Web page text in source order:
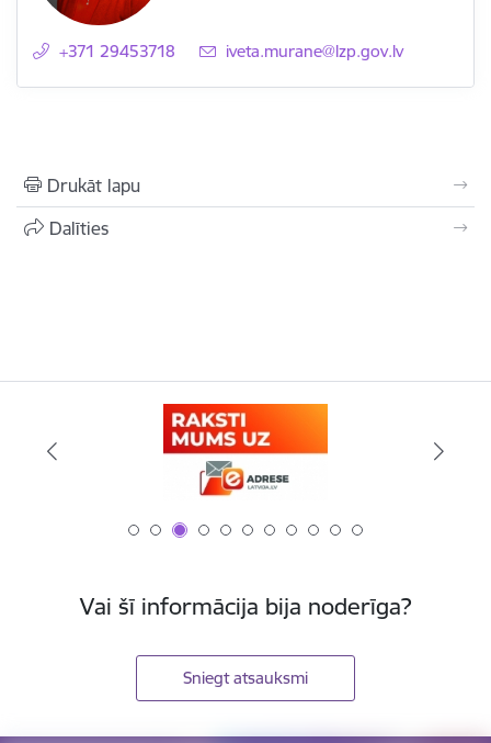
+371 29453718 E-pasts:
iveta.murane@lzp.gov.lv
Drukāt lapu
Dalīties
Vai šī informācija bija noderīga?
Sniegt atsauksmi